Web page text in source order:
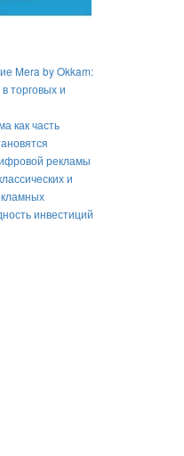
Mera by Okkam:
торговых и
как часть
рекламы
и
инвестиций